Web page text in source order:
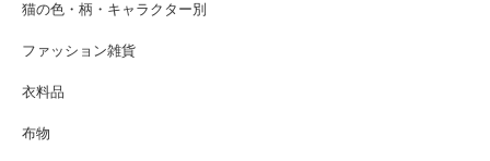
猫の色・柄・キャラクター別
ファッション雑貨
衣料品
布物